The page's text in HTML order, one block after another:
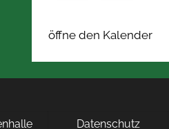
öffne den Kalender
Datenschutz